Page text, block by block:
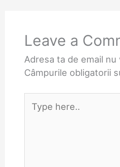
Leave a
Adresa ta de email nu
Câmpurile obligatorii
here..